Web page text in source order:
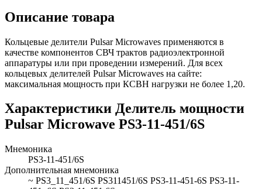
Описание товара
Кольцевые делители Pulsar Microwaves применяются в
качестве компонентов СВЧ трактов радиоэлектронной
аппаратуры или при проведении измерений. Для всех
кольцевых делителей Pulsar Microwaves на сайте:
максимальная мощность при КСВН нагрузки не более 1,20.
Характеристики Делитель мощности
Pulsar Microwave PS3-11-451/6S
Мнемоника
PS3-11-451/6S
Дополнительная мнемоника
~ PS3_11_451/6S PS311451/6S PS3-11-451-6S PS3-11-